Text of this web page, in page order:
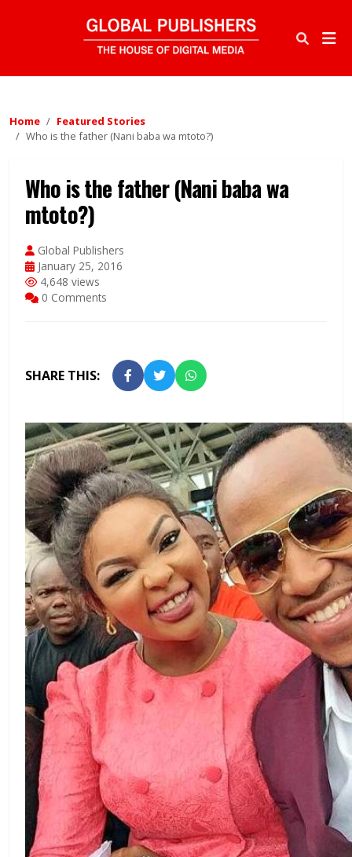
Home
Featured Stories
Who is the father (Nani baba wa mtoto?)
Who is the father (Nani baba wa
mtoto?)
Global Publishers
January 25, 2016
4,648 views
0 Comments
SHARE THIS: